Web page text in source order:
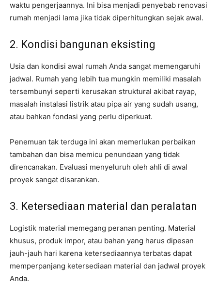
waktu pengerjaannya. Ini bisa menjadi penyebab renovasi
rumah menjadi lama jika tidak diperhitungkan sejak awal.
2. Kondisi bangunan eksisting
Usia dan kondisi awal rumah Anda sangat memengaruhi
jadwal. Rumah yang lebih tua mungkin memiliki masalah
tersembunyi seperti kerusakan struktural akibat rayap,
masalah instalasi listrik atau pipa air yang sudah usang,
atau bahkan fondasi yang perlu diperkuat.
Penemuan tak terduga ini akan memerlukan perbaikan
tambahan dan bisa memicu penundaan yang tidak
direncanakan. Evaluasi menyeluruh oleh ahli di awal
proyek sangat disarankan.
3. Ketersediaan material dan peralatan
Logistik material memegang peranan penting. Material
khusus, produk impor, atau bahan yang harus dipesan
jauh-jauh hari karena ketersediaannya terbatas dapat
memperpanjang ketersediaan material dan jadwal proyek
Anda.